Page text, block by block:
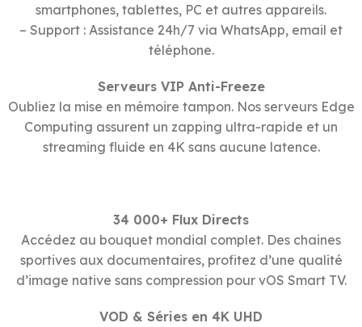
smartphones, tablettes, PC et autres appareils.
– Support : Assistance 24h/7 via WhatsApp, email et
téléphone.
Serveurs VIP Anti-Freeze
Oubliez la mise en mémoire tampon. Nos serveurs Edge
Computing assurent un zapping ultra-rapide et un
streaming fluide en 4K sans aucune latence.
34 000+ Flux Directs
Accédez au bouquet mondial complet. Des chaines
sportives aux documentaires, profitez d’une qualité
d’image native sans compression pour vOS Smart TV.
VOD & Séries en 4K UHD